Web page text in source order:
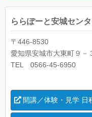
ららぽーと安城セン
〒446-8530
愛知県安城市大東町９
TEL 0566-45-6950
開講／体験・見学 日